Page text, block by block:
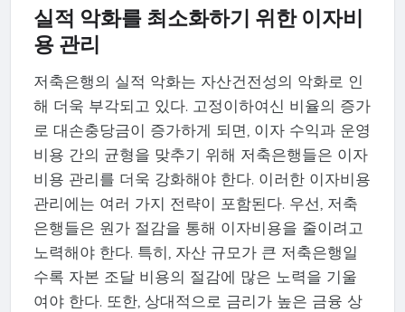
실적 악화를 최소화하기 위한 이자비
용 관리
저축은행의 실적 악화는 자산건전성의 악화로 인
해 더욱 부각되고 있다. 고정이하여신 비율의 증가
로 대손충당금이 증가하게 되면, 이자 수익과 운영
비용 간의 균형을 맞추기 위해 저축은행들은 이자
비용 관리를 더욱 강화해야 한다. 이러한 이자비용
관리에는 여러 가지 전략이 포함된다. 우선, 저축
은행들은 원가 절감을 통해 이자비용을 줄이려고
노력해야 한다. 특히, 자산 규모가 큰 저축은행일
수록 자본 조달 비용의 절감에 많은 노력을 기울
여야 한다. 또한, 상대적으로 금리가 높은 금융 상